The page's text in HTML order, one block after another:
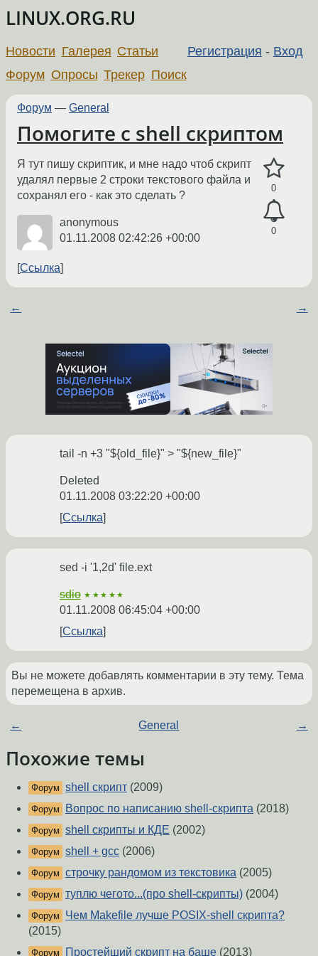
LINUX.ORG.RU
Регистрация - Вход
Новости Галерея Статьи
Форум Опросы Трекер Поиск
Форум — General
Помогите с shell скриптом
0
0
Я тут пишу скриптик, и мне надо чтоб скрипт
удалял первые 2 строки текстового файла и
сохранял его - как это сделать ?
anonymous
01.11.2008 02:42:26 +00:00
Ссылка
← →
tail -n +3 "${old_file}" > "${new_file}"
Deleted
01.11.2008 03:22:20 +00:00
Ссылка
sed -i '1,2d' file.ext
sdio ★★★★★
01.11.2008 06:45:04 +00:00
Ссылка
Вы не можете добавлять комментарии в эту тему. Тема
перемещена в архив.
← General →
Похожие темы
Форум shell скрипт (2009)
Форум Вопрос по написанию shell-скрипта (2018)
Форум shell скрипты и КДЕ (2002)
Форум shell + gcc (2006)
Форум строчку рандомом из текстовика (2005)
Форум туплю чегото...(про shell-скрипты) (2004)
Форум
Чем Makefile лучше POSIX-shell скрипта?
(2015)
Форум Простейший скрипт на баше (2013)